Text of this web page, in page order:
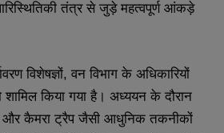
तंत्र से जुड़े महत्वपूर्ण आंकड़े
विशेषज्ञों, वन विभाग के अधिकारियों
शामिल किया गया है। अध्ययन के दौरान
और कैमरा ट्रैप जैसी आधुनिक तकनीकों